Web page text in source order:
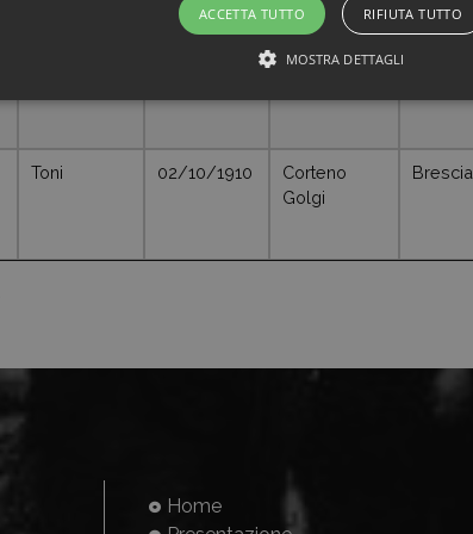
Brescia
Toni 02/10/1910
Corteno
Golgi
Brescia
Home
ACCETTA TUTTO RIFIUTA TUTTO
MOSTRA DETTAGLI